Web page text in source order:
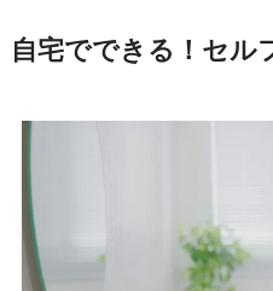
自宅でできる！セル